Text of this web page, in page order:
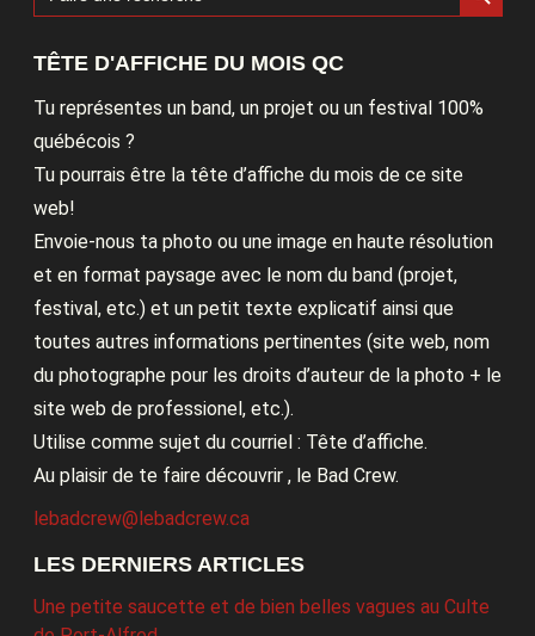
TÊTE D'AFFICHE DU MOIS QC
Tu représentes un band, un projet ou un festival 100%
québécois ?
Tu pourrais être la tête d’affiche du mois de ce site
web!
Envoie-nous ta photo ou une image en haute résolution
et en format paysage avec le nom du band (projet,
festival, etc.) et un petit texte explicatif ainsi que
toutes autres informations pertinentes (site web, nom
du photographe pour les droits d’auteur de la photo + le
site web de professionel, etc.).
Utilise comme sujet du courriel : Tête d’affiche.
Au plaisir de te faire découvrir , le Bad Crew.
lebadcrew@lebadcrew.ca
LES DERNIERS ARTICLES
Une petite saucette et de bien belles vagues au Culte